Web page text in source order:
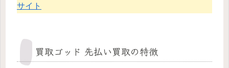
サイト
買取ゴッド 先払い買取の特徴